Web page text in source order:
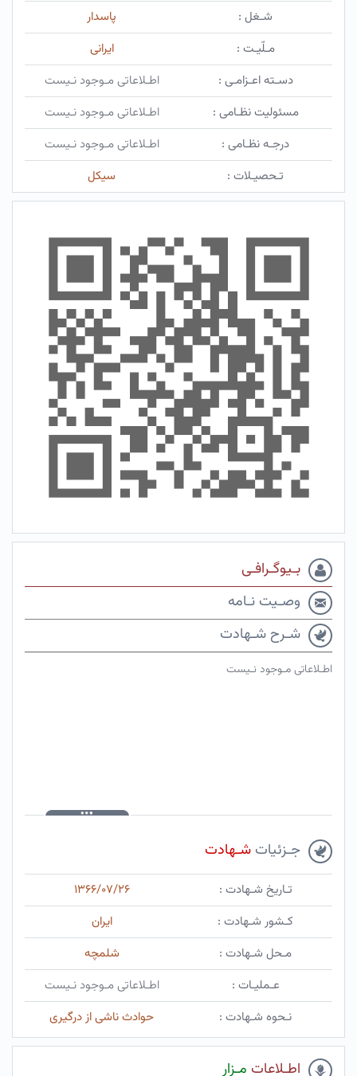
شـغل :
پاسدار
مـلّیـت :
ایرانی
دسـته اعـزامـی :
اطـلاعاتی مـوجود نـیست
مسئولیت نظـامی :
اطـلاعاتی مـوجود نـیست
درجـه نظـامی :
اطـلاعاتی مـوجود نـیست
تـحصیـلات :
سيكل
بـیوگـرافـی
وصـیت نـامه
شـرح شـهادت
اطـلاعاتی مـوجود نـیست
جـزئیات شـهادت
تـاریخ شـهادت :
۱۳۶۶/۰۷/۲۶
کـشور شـهادت :
ایران
مـحل شـهادت :
شلمچه
عـملیـات :
اطـلاعاتی مـوجود نـیست
نـحوه شـهادت :
حوادث ناشی از درگیری
اطـلاعات مـزار